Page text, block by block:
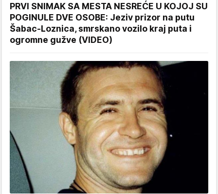
PRVI SNIMAK SA MESTA NESREĆE U KOJOJ SU
POGINULE DVE OSOBE: Jeziv prizor na putu
Šabac-Loznica, smrskano vozilo kraj puta i
ogromne gužve (VIDEO)